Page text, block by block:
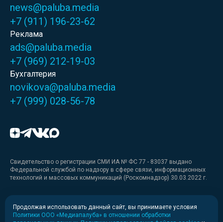
news@paluba.media
+7 (911) 196-23-62
Реклама
ads@paluba.media
+7 (969) 212-19-03
Бухгалтерия
novikova@paluba.media
+7 (999) 028-56-78
Свидетельство о регистрации СМИ ИА № ФС 77 - 83037 выдано
Федеральной службой по надзору в сфере связи, информационных
технологий и массовых коммуникаций (Роскомнадзор) 30.03.2022 г.
Медиакит
Медиакит для печати
Продолжая использовать данный сайт, вы принимаете условия
Политики ООО «Медиапалуба» в отношении обработки